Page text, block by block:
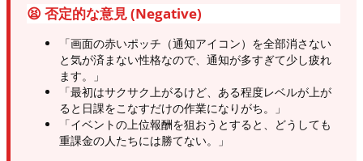
😫 否定的な意見 (Negative)
「画面の赤いポッチ（通知アイコン）を全部消さない
と気が済まない性格なので、通知が多すぎて少し疲れ
ます。」
「最初はサクサク上がるけど、ある程度レベルが上が
ると日課をこなすだけの作業になりがち。」
「イベントの上位報酬を狙おうとすると、どうしても
重課金の人たちには勝てない。」